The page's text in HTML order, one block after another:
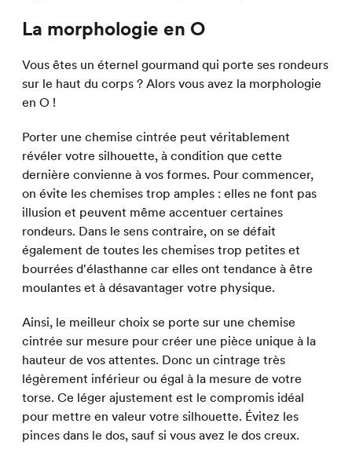
La morphologie en O
Vous êtes un éternel gourmand qui porte ses rondeurs
sur le haut du corps ? Alors vous avez la morphologie
en O !
Porter une chemise cintrée peut véritablement
révéler votre silhouette, à condition que cette
dernière convienne à vos formes. Pour commencer,
on évite les chemises trop amples : elles ne font pas
illusion et peuvent même accentuer certaines
rondeurs. Dans le sens contraire, on se défait
également de toutes les chemises trop petites et
bourrées d'élasthanne car elles ont tendance à être
moulantes et à désavantager votre physique.
Ainsi, le meilleur choix se porte sur une chemise
cintrée sur mesure pour créer une pièce unique à la
hauteur de vos attentes. Donc un cintrage très
légèrement inférieur ou égal à la mesure de votre
torse. Ce léger ajustement est le compromis idéal
pour mettre en valeur votre silhouette. Évitez les
pinces dans le dos, sauf si vous avez le dos creux.